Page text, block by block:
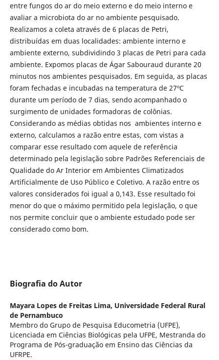
entre fungos do ar do meio externo e do meio interno e
avaliar a microbiota do ar no ambiente pesquisado.
Realizamos a coleta através de 6 placas de Petri,
distribuídas em duas localidades: ambiente interno e
ambiente externo, subdividindo 3 placas de Petri para cada
ambiente. Expomos placas de Ágar Sabouraud durante 20
minutos nos ambientes pesquisados. Em seguida, as placas
foram fechadas e incubadas na temperatura de 27ºC
durante um período de 7 dias, sendo acompanhado o
surgimento de unidades formadoras de colônias.
Considerando as médias obtidas nos ambientes interno e
externo, calculamos a razão entre estas, com vistas a
comparar esse resultado com aquele de referência
determinado pela legislação sobre Padrões Referenciais de
Qualidade do Ar Interior em Ambientes Climatizados
Artificialmente de Uso Público e Coletivo. A razão entre os
valores considerados foi igual a 0,143. Esse resultado foi
menor do que o máximo permitido pela legislação, o que
nos permite concluir que o ambiente estudado pode ser
considerado como bom.
Biografia do Autor
Mayara Lopes de Freitas Lima, Universidade Federal Rural
de Pernambuco
Membro do Grupo de Pesquisa Educometria (UFPE),
Licenciada em Ciências Biológicas pela UFPE, Mestranda do
Programa de Pós-graduação em Ensino das Ciências da
UFRPE.